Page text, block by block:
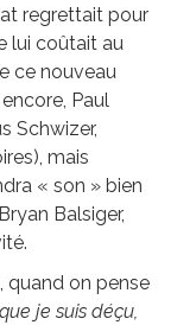
regrettait pour
lui coûtait au
ce nouveau
Paul
Schwizer,
mais
« son » bien
Balsiger,
quand on pense
je suis déçu,